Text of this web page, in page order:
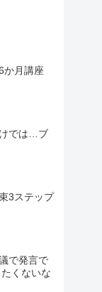
か月講座
けでは…ブ
3ステップ
で発言で
くないな